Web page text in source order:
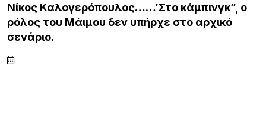
Νίκος Καλογερόπουλος……’Στο κάμπινγκ”, ο
ρόλος του Μάιμου δεν υπήρχε στο αρχικό
σενάριο.